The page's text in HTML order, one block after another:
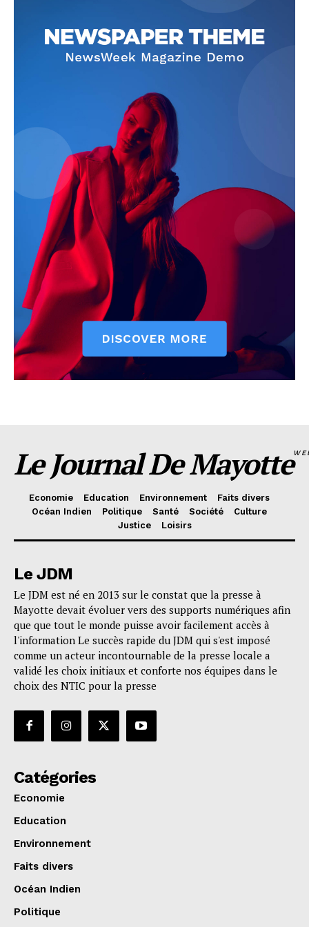
Le Journal De Mayotte
Economie Education Environnement
Faits divers
Océan Indien
Politique Santé Société
Culture
Justice
Loisirs
Le JDM
Le JDM est né en 2013 sur le constat que la presse à
Mayotte devait évoluer vers des supports numériques afin
que que tout le monde puisse avoir facilement accès à
l'information Le succès rapide du JDM qui s'est imposé
comme un acteur incontournable de la presse locale a
validé les choix initiaux et conforte nos équipes dans le
choix des NTIC pour la presse
Catégories
Economie
Education
Environnement
Faits divers
Océan Indien
Politique